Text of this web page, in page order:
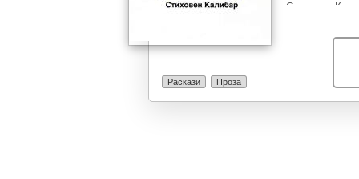
Раскази Проза
Стиховен